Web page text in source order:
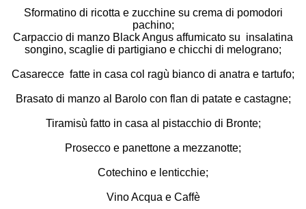
Sformatino di ricotta e zucchine su crema di pomodori
pachino;
Carpaccio di manzo Black Angus affumicato su insalatina
songino, scaglie di partigiano e chicchi di melograno;
Casarecce fatte in casa col ragù bianco di anatra e tartufo;
Brasato di manzo al Barolo con flan di patate e castagne;
Tiramisù fatto in casa al pistacchio di Bronte;
Prosecco e panettone a mezzanotte;
Cotechino e lenticchie;
Vino Acqua e Caffè